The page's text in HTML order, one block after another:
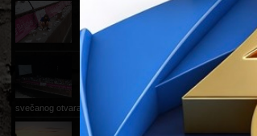
fotografije zbivanja
prvog dana VFF-a
Svečano otvaranje
22.08.2012.
fotografije sa
svečanog otvaranja festivala
Nulti dan